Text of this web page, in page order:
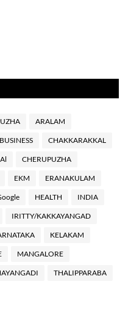
ARALAM
BUSINESS CHAKKARAKKAL
CHERUPUZHA
EKM ERANAKULAM
HEALTH INDIA
IRITTY/KAKKAYANGAD
KELAKAM
MANGALORE
THALIPPARABA